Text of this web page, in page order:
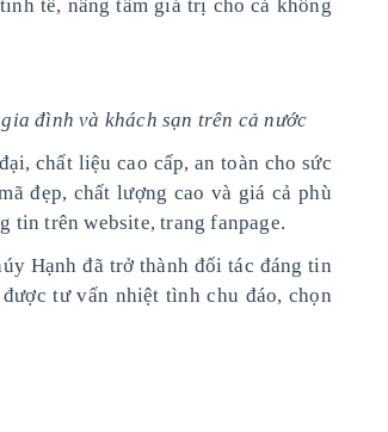
tế, nâng tầm giá trị cho cả không
đình và khách sạn trên cả nước
chất liệu cao cấp, an toàn cho sức
đẹp, chất lượng cao và giá cả phù
tin trên website, trang fanpage.
Hạnh đã trở thành đối tác đáng tin
tư vấn nhiệt tình chu đáo, chọn